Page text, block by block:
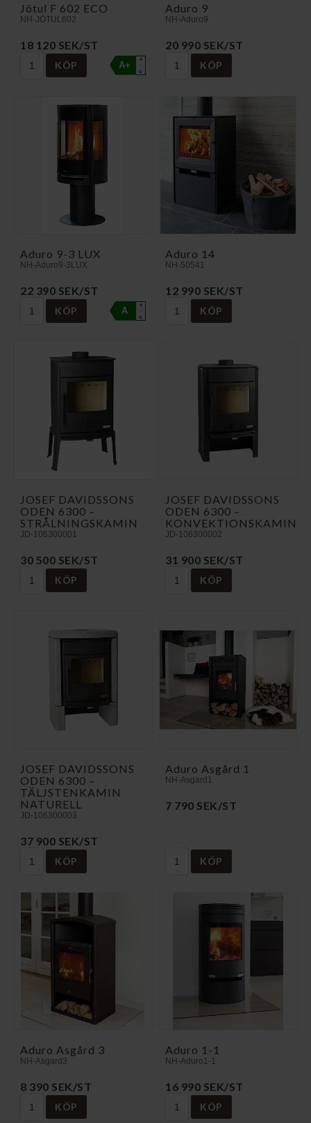
Jötul F 602 ECO
NH-JÖTUL602
18 120 SEK/ST
KÖP A+
A
↑
G
Aduro 9
NH-Aduro9
20 990 SEK/ST
KÖP
Aduro 9-3 LUX
NH-Aduro9-3LUX
22 390 SEK/ST
KÖP A
A
↑
G
Aduro 14
NH-50541
12 990 SEK/ST
KÖP
JOSEF DAVIDSSONS
ODEN 6300 –
STRÅLNINGSKAMIN
JD-106300001
30 500 SEK/ST
KÖP
JOSEF DAVIDSSONS
ODEN 6300 –
KONVEKTIONSKAMIN
JD-106300002
31 900 SEK/ST
KÖP
JOSEF DAVIDSSONS
ODEN 6300 –
TÄLJSTENKAMIN
NATURELL
JD-106300003
37 900 SEK/ST
KÖP
Aduro Asgård 1
NH-Asgard1
7 790 SEK/ST
KÖP
Aduro Asgård 3
NH-Asgard3
8 390 SEK/ST
KÖP
Aduro 1-1
NH-Aduro1-1
16 990 SEK/ST
KÖP